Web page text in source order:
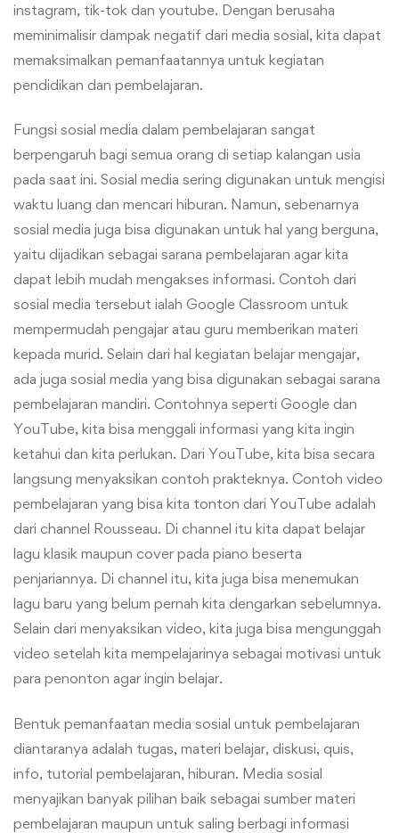
instagram, tik-tok dan youtube. Dengan berusaha
meminimalisir dampak negatif dari media sosial, kita dapat
memaksimalkan pemanfaatannya untuk kegiatan
pendidikan dan pembelajaran.
Fungsi sosial media dalam pembelajaran sangat
berpengaruh bagi semua orang di setiap kalangan usia
pada saat ini. Sosial media sering digunakan untuk mengisi
waktu luang dan mencari hiburan. Namun, sebenarnya
sosial media juga bisa digunakan untuk hal yang berguna,
yaitu dijadikan sebagai sarana pembelajaran agar kita
dapat lebih mudah mengakses informasi. Contoh dari
sosial media tersebut ialah Google Classroom untuk
mempermudah pengajar atau guru memberikan materi
kepada murid. Selain dari hal kegiatan belajar mengajar,
ada juga sosial media yang bisa digunakan sebagai sarana
pembelajaran mandiri. Contohnya seperti Google dan
YouTube, kita bisa menggali informasi yang kita ingin
ketahui dan kita perlukan. Dari YouTube, kita bisa secara
langsung menyaksikan contoh prakteknya. Contoh video
pembelajaran yang bisa kita tonton dari YouTube adalah
dari channel Rousseau. Di channel itu kita dapat belajar
lagu klasik maupun cover pada piano beserta
penjariannya. Di channel itu, kita juga bisa menemukan
lagu baru yang belum pernah kita dengarkan sebelumnya.
Selain dari menyaksikan video, kita juga bisa mengunggah
video setelah kita mempelajarinya sebagai motivasi untuk
para penonton agar ingin belajar.
Bentuk pemanfaatan media sosial untuk pembelajaran
diantaranya adalah tugas, materi belajar, diskusi, quis,
info, tutorial pembelajaran, hiburan. Media sosial
menyajikan banyak pilihan baik sebagai sumber materi
pembelajaran maupun untuk saling berbagi informasi